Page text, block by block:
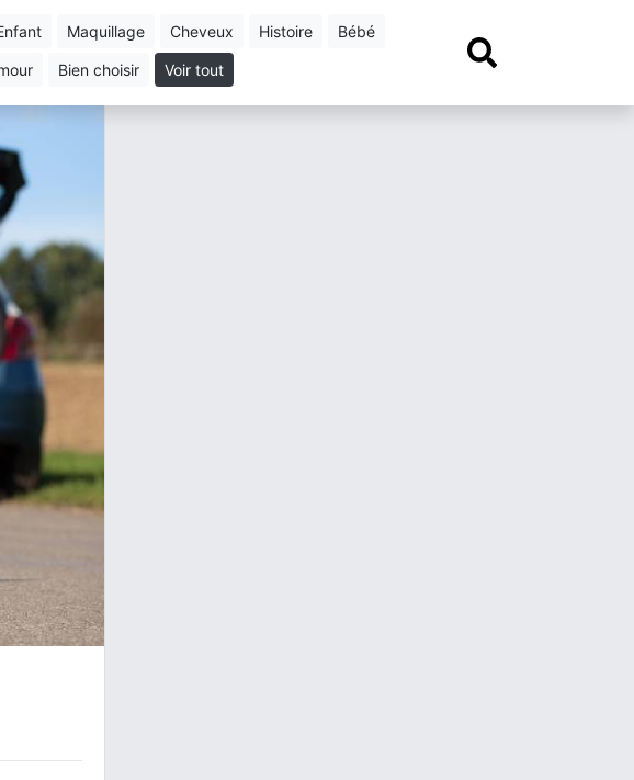
enfant maquillage cheveux histoire bébé
bien choisir Voir tout